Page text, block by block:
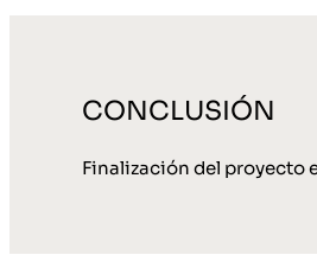
CONCLUSIÓN
Finalización del proyecto